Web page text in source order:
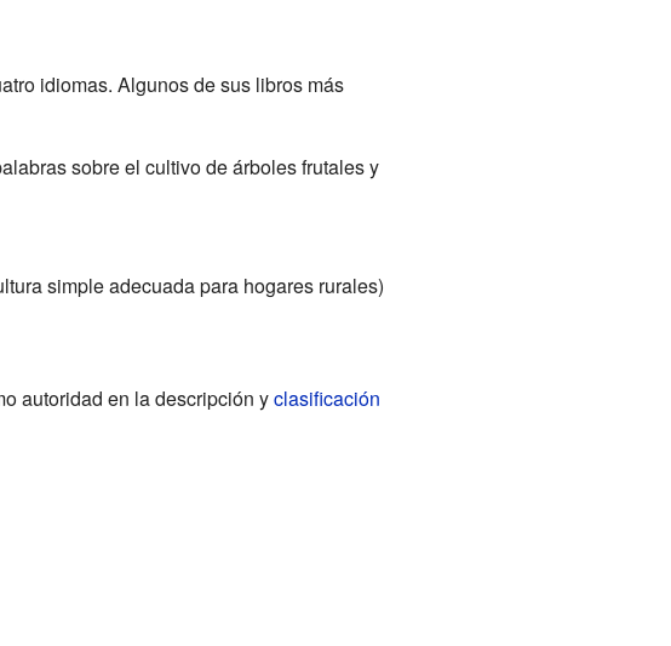
idiomas. Algunos de sus libros más
sobre el cultivo de árboles frutales y
simple adecuada para hogares rurales)
autoridad en la descripción yclasificación